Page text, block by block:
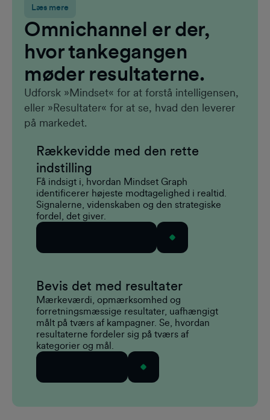
Læs mere
Omnichannel er der,
hvor tankegangen
møder resultaterne.
Udforsk »Mindset« for at forstå intelligensen,
eller »Resultater« for at se, hvad den leverer
på markedet.
Rækkevidde med den rette
indstilling
Få indsigt i, hvordan Mindset Graph
identificerer højeste modtagelighed i realtid.
Signalerne, videnskaben og den strategiske
fordel, det giver.
Bevis det med resultater
Mærkeværdi, opmærksomhed og
forretningsmæssige resultater, uafhængigt
målt på tværs af kampagner. Se, hvordan
resultaterne fordeler sig på tværs af
kategorier og mål.